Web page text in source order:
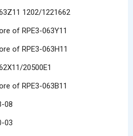
1202/1221662
of RPE3-063Y11
of RPE3-063H11
20500E1
of RPE3-063B11
08
03